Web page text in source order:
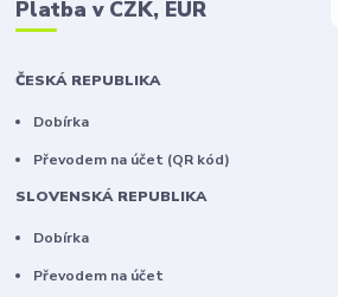
Platba v CZK, EUR
ČESKÁ REPUBLIKA
Dobírka
Převodem na účet (QR kód)
SLOVENSKÁ REPUBLIKA
Dobírka
Převodem na účet